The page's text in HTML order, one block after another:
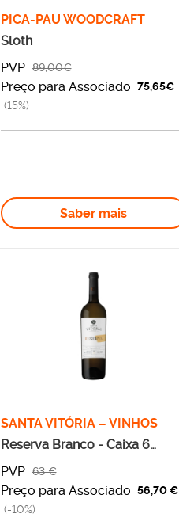
PICA-PAU WOODCRAFT
Sloth
PVP 89,00€
Preço para Associado 75,65€
(15%)
Saber mais
SANTA VITÓRIA – VINHOS
Reserva Branco - Caixa 6
PVP 63 €
Preço para Associado 56,70 €
(-10%)